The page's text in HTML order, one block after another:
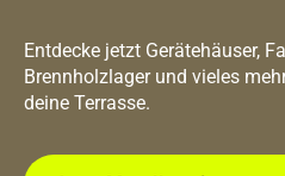
Entdecke jetzt Gerätehäuser,
Brennholzlager und vieles
deine Terrasse.